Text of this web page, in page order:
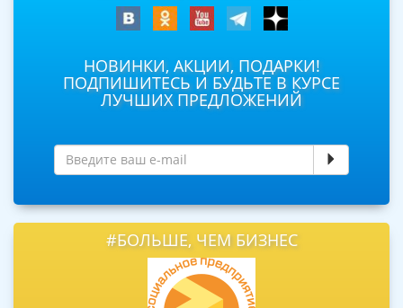
НОВИНКИ, АКЦИИ, ПОДАРКИ!
ПОДПИШИТЕСЬ И БУДЬТЕ В КУРСЕ
ЛУЧШИХ ПРЕДЛОЖЕНИЙ
#БОЛЬШЕ, ЧЕМ БИЗНЕС